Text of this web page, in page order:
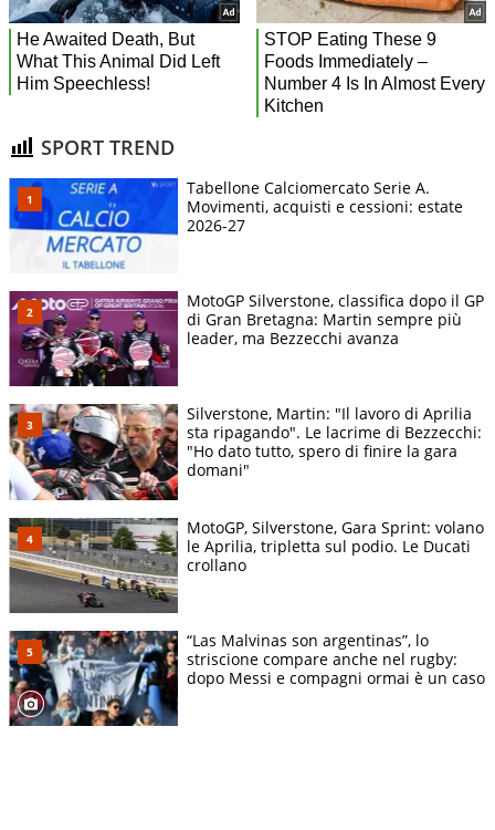
SPORT TREND
Tabellone Calciomercato Serie A.
Movimenti, acquisti e cessioni: estate
2026-27
MotoGP Silverstone, classifica dopo il GP
di Gran Bretagna: Martin sempre più
leader, ma Bezzecchi avanza
Silverstone, Martin: "Il lavoro di Aprilia
sta ripagando". Le lacrime di Bezzecchi:
"Ho dato tutto, spero di finire la gara
domani"
MotoGP, Silverstone, Gara Sprint: volano
le Aprilia, tripletta sul podio. Le Ducati
crollano
“Las Malvinas son argentinas”, lo
striscione compare anche nel rugby:
dopo Messi e compagni ormai è un caso